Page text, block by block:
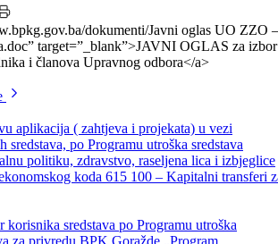
target=”_blank”>JAVNI OGLAS za
i članova Upravnog odbora</a>
aplikacija ( zahtjeva i projekata) u vezi
po Programu utroška sredstava
politiku, zdravstvo, raseljena lica i izbjeglice
koda 615 100 – Kapitalni transferi